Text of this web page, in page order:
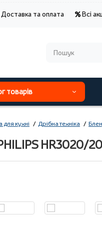
Доставка та оплата Всі
товарів
для кухні Дрібна техніка
HR3020/20